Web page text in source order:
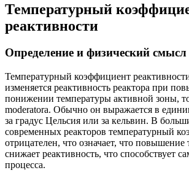
Температурный
реактивности
Определение и физический смысл
Температурный коэффициент
изменяется реактивность реактора при
понижении температуры активной зоны,
moderatorа. Обычно он выражается в
за градус Цельсия или за кельвин. В
современных реакторов температурный
отрицателен, что означает, что повышение
снижает реактивность, что способствует
процесса.